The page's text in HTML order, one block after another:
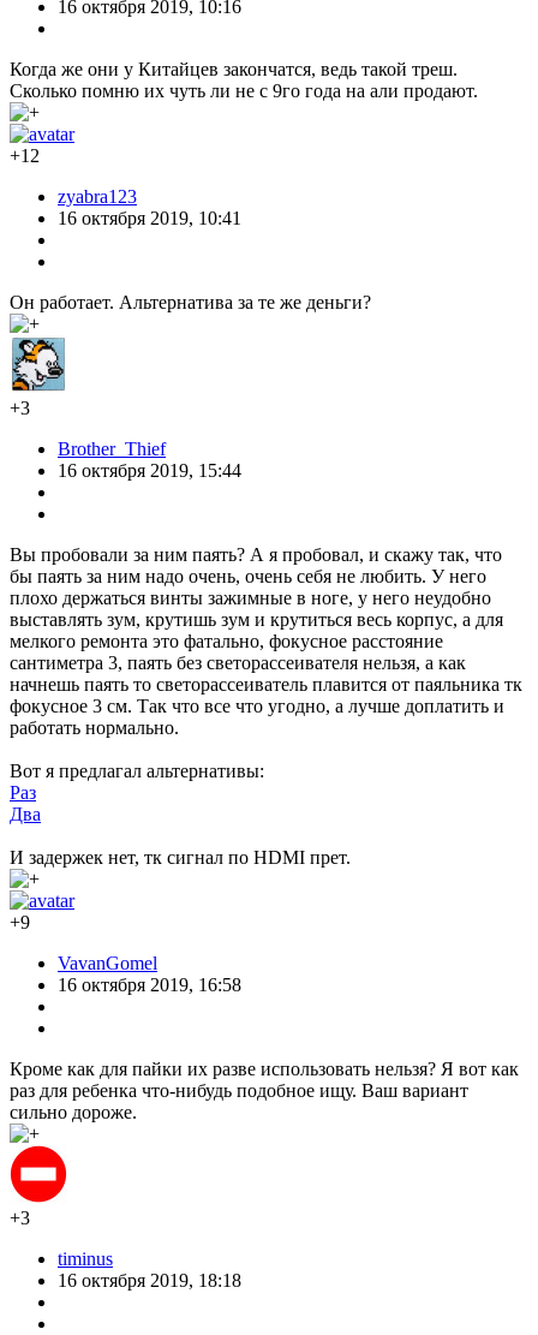
16 октября 2019, 10:16
Когда же они у Китайцев закончатся, ведь такой треш.
Сколько помню их чуть ли не с 9го года на али продают.
+12
zyabra123
16 октября 2019, 10:41
Он работает. Альтернатива за те же деньги?
+3
Brother_Thief
16 октября 2019, 15:44
Вы пробовали за ним паять? А я пробовал, и скажу так, что
бы паять за ним надо очень, очень себя не любить. У него
плохо держаться винты зажимные в ноге, у него неудобно
выставлять зум, крутишь зум и крутиться весь корпус, а для
мелкого ремонта это фатально, фокусное расстояние
сантиметра 3, паять без светорассеивателя нельзя, а как
начнешь паять то светорассеиватель плавится от паяльника тк
фокусное 3 см. Так что все что угодно, а лучше доплатить и
работать нормально.
Вот я предлагал альтернативы:
Раз
Два
И задержек нет, тк сигнал по HDMI прет.
+9
VavanGomel
16 октября 2019, 16:58
Кроме как для пайки их разве использовать нельзя? Я вот как
раз для ребенка что-нибудь подобное ищу. Ваш вариант
сильно дороже.
+3
timinus
16 октября 2019, 18:18